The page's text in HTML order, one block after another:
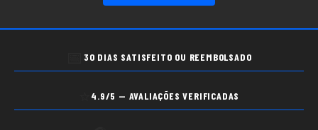
30 DIAS SATISFEITO OU REEMBOLSADO
4.9/5 — AVALIAÇÕES VERIFICADAS